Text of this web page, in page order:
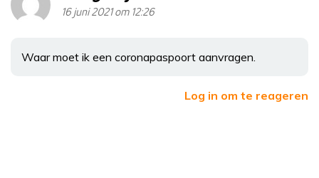
16 juni 2021 om 12:26
Waar moet ik een coronapaspoort aanvragen.
Log in om te reageren